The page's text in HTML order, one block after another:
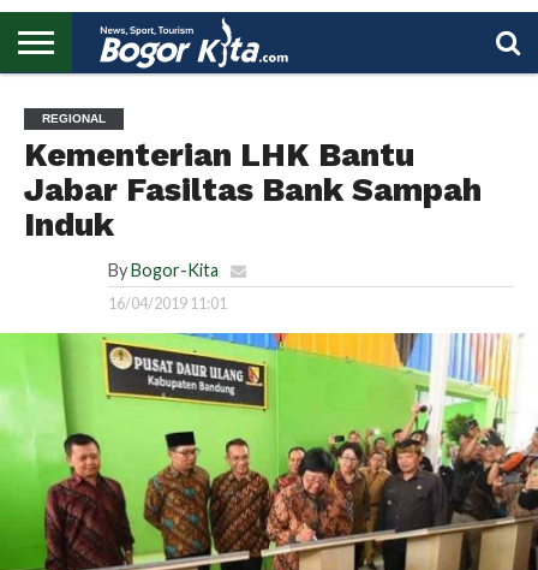
UTAMA
REGIONAL
Kementerian LHK Bantu
Jabar Fasiltas Bank Sampah
Induk
By Bogor-Kita
16/04/2019 11:01